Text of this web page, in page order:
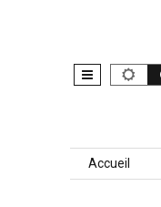
Skip to content
Accueil